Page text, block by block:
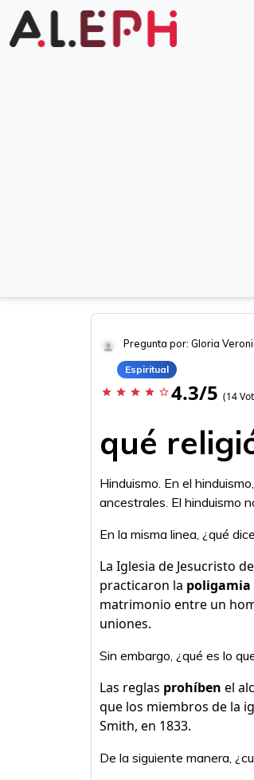
Pregunta por: Gloria
Espiritual
star star star star star_border 4.3/5 (14
qué
Hinduismo. En el
ancestrales. El hinduismo
En la misma linea, ¿qué
La Iglesia de Jesucristo
practicaron la poligamia
matrimonio entre un
uniones.
Sin embargo, ¿qué es lo
Las reglas prohíben el
que los miembros de la
Smith, en 1833.
De la siguiente manera,